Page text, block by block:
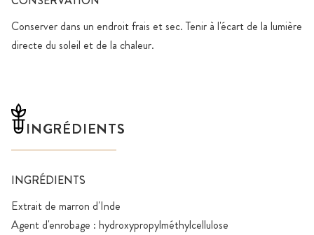
Conserver dans un endroit frais et sec. Tenir à l'écart de la lumière
directe du soleil et de la chaleur.
INGRÉDIENTS
INGRÉDIENTS
Extrait de marron d'Inde
Agent d'enrobage : hydroxypropylméthylcellulose